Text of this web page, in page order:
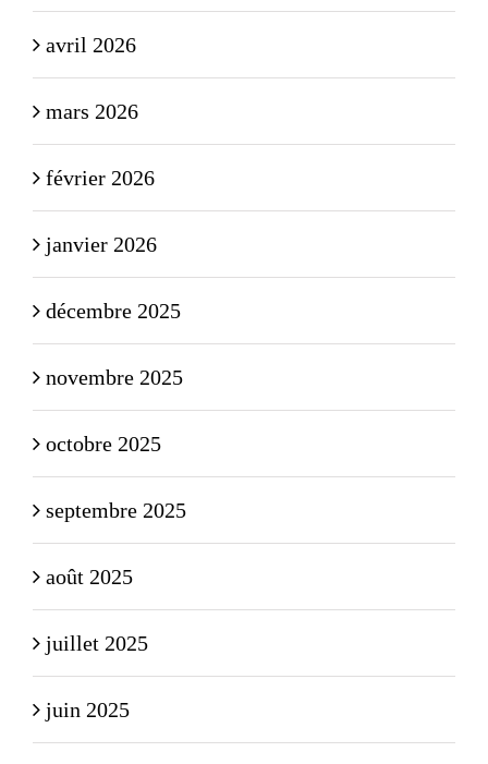
avril 2026
mars 2026
février 2026
janvier 2026
décembre 2025
novembre 2025
octobre 2025
septembre 2025
août 2025
juillet 2025
juin 2025